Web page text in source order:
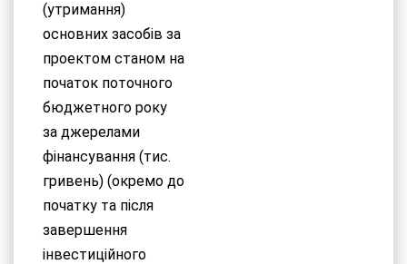
(утримання)
основних засобів за
проектом станом на
початок поточного
бюджетного року
за джерелами
фінансування (тис.
гривень) (окремо до
початку та після
завершення
інвестиційного